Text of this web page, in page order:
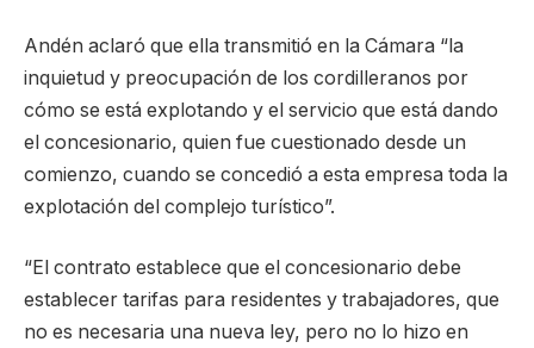
Andén aclaró que ella transmitió en la Cámara “la
inquietud y preocupación de los cordilleranos por
cómo se está explotando y el servicio que está dando
el concesionario, quien fue cuestionado desde un
comienzo, cuando se concedió a esta empresa toda la
explotación del complejo turístico”.
“El contrato establece que el concesionario debe
establecer tarifas para residentes y trabajadores, que
no es necesaria una nueva ley, pero no lo hizo en